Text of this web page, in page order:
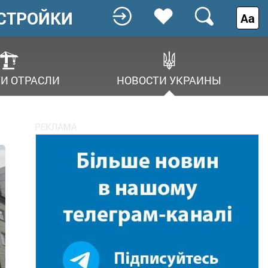
ОТРАСЛИ НОВОСТИ УКРАИНЫ
Аа